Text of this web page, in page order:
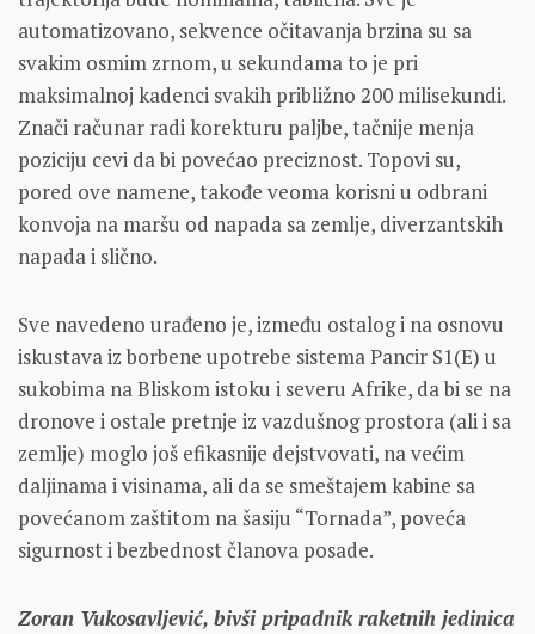
automatizovano, sekvence očitavanja brzina su sa
svakim osmim zrnom, u sekundama to je pri
maksimalnoj kadenci svakih približno 200 milisekundi.
Znači računar radi korekturu paljbe, tačnije menja
poziciju cevi da bi povećao preciznost. Topovi su,
pored ove namene, takođe veoma korisni u odbrani
konvoja na maršu od napada sa zemlje, diverzantskih
napada i slično.
Sve navedeno urađeno je, između ostalog i na osnovu
iskustava iz borbene upotrebe sistema Pancir S1(E) u
sukobima na Bliskom istoku i severu Afrike, da bi se na
dronove i ostale pretnje iz vazdušnog prostora (ali i sa
zemlje) moglo još efikasnije dejstvovati, na većim
daljinama i visinama, ali da se smeštajem kabine sa
povećanom zaštitom na šasiju “Tornada”, poveća
sigurnost i bezbednost članova posade.
Zoran Vukosavljević, bivši pripadnik raketnih jedinica